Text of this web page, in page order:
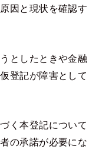
因と現状を確認す
としたときや金融
登記が障害として
く本登記について
の承諾が必要にな